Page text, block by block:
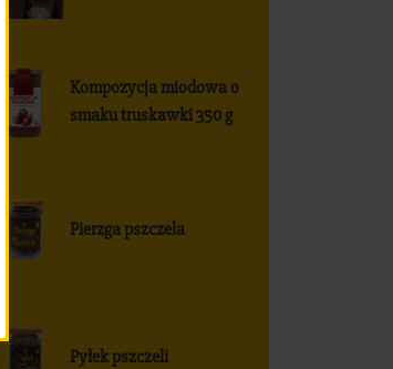
Kompozycja miodowa o
smaku truskawki 350 g
Pierzga pszczela
Pyłek pszczeli